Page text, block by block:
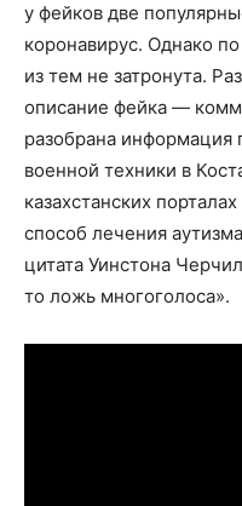
у фейков две
коронавирус. Однако
из тем не затронута.
описание фейка —
разобрана информация
военной техники в
казахстанских
способ лечения
цитата Уинстона
то ложь многоголоса».